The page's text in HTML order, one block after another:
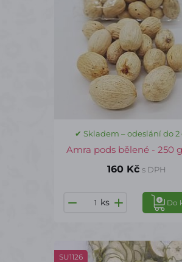
✔ Skladem – odeslání do 2
Amra pods bělené - 250
160 Kč s DPH
ks Do
SU1126